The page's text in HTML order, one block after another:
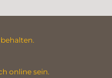
online sein.